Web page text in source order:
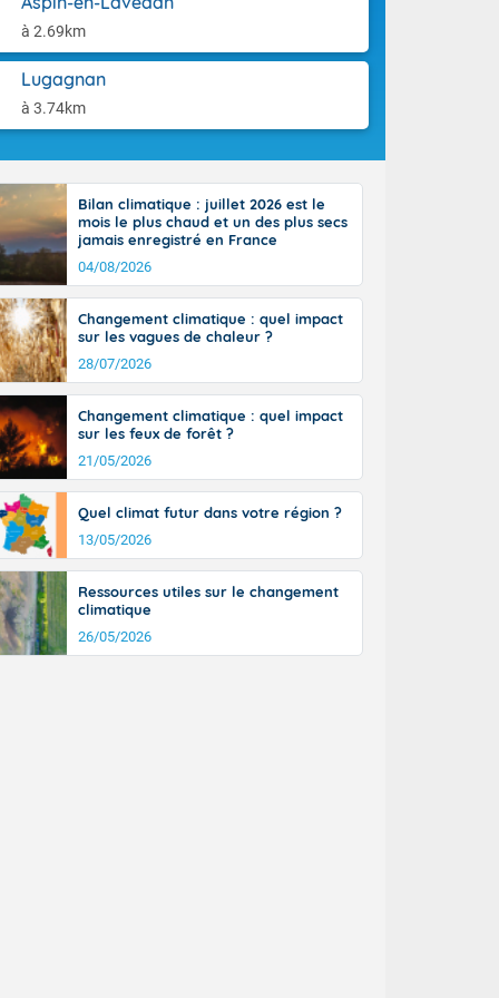
à 2.69km
Lugagnan
à 3.74km
sur
avec des
sur le sud
sur la
entre 50 et
résiste sur
Alpes à
et 20
du
50-60 km/h
les
l'après-
général, 14
il fait
30 à 35
Bilan climatique : juillet 2026 est le
mois le plus chaud et un des plus secs
jamais enregistré en France
04/08/2026
Changement climatique : quel impact
sur les vagues de chaleur ?
28/07/2026
Changement climatique : quel impact
sur les feux de forêt ?
21/05/2026
Quel climat futur dans votre région ?
13/05/2026
Ressources utiles sur le changement
climatique
26/05/2026